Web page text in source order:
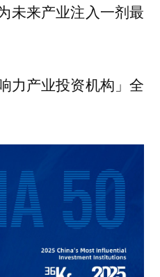
未来产业注入一剂最
力产业投资机构」全